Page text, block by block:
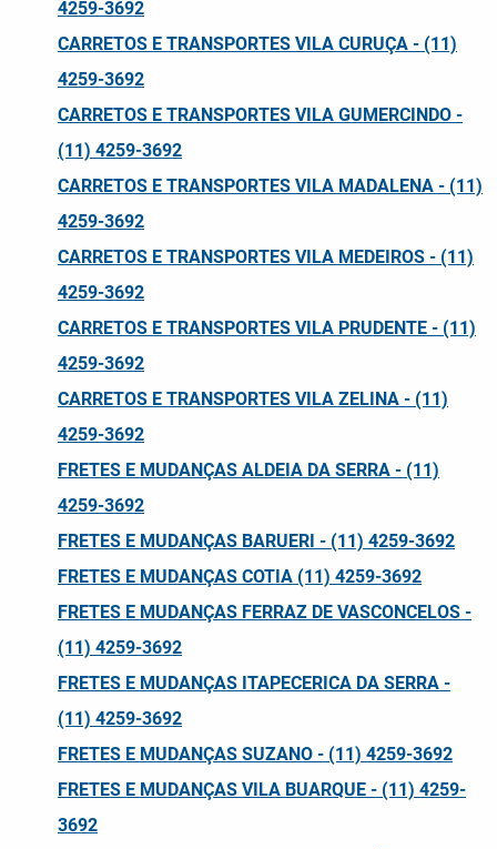
4259-3692
CARRETOS E TRANSPORTES VILA CURUÇA - (11)
4259-3692
CARRETOS E TRANSPORTES VILA GUMERCINDO -
(11) 4259-3692
CARRETOS E TRANSPORTES VILA MADALENA - (11)
4259-3692
CARRETOS E TRANSPORTES VILA MEDEIROS - (11)
4259-3692
CARRETOS E TRANSPORTES VILA PRUDENTE - (11)
4259-3692
CARRETOS E TRANSPORTES VILA ZELINA - (11)
4259-3692
FRETES E MUDANÇAS ALDEIA DA SERRA - (11)
4259-3692
FRETES E MUDANÇAS BARUERI - (11) 4259-3692
FRETES E MUDANÇAS COTIA (11) 4259-3692
FRETES E MUDANÇAS FERRAZ DE VASCONCELOS -
(11) 4259-3692
FRETES E MUDANÇAS ITAPECERICA DA SERRA -
(11) 4259-3692
FRETES E MUDANÇAS SUZANO - (11) 4259-3692
FRETES E MUDANÇAS VILA BUARQUE - (11) 4259-
3692